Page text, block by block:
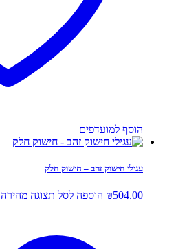
הוסף למועדפים
עגילי חישוק זהב – חישוק חלק
₪504.00 הוספה לסל תצוגה מהירה